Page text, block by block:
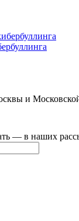
и
— в наших